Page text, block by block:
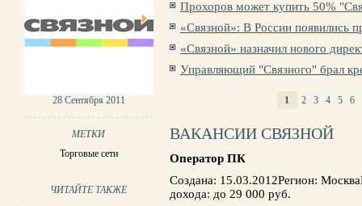
28 Сентября 2011
МЕТКИ
Торговые сети
ЧИТАЙТЕ ТАКЖЕ
Прохоров может купить 50%
«Связной»: В России появились
«Связной» назначил нового
Управляющий "Связного" брал
1 2 3 4 5 6
ВАКАНСИИ СВЯЗНОЙ
Оператор ПК
Создана: 15.03.2012Регион:
дохода: до 29 000 руб.